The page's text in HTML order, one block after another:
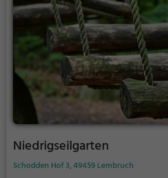
Niedrigseilgarten
Schodden Hof 3, 49459 Lembruch